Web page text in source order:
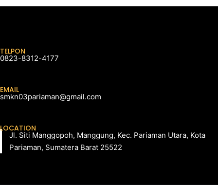
TELPON
0823-8312-4177
EMAIL
smkn03pariaman@gmail.com
LOCATION
Jl. Siti Manggopoh, Manggung, Kec. Pariaman Utara, Kota
Pariaman, Sumatera Barat 25522